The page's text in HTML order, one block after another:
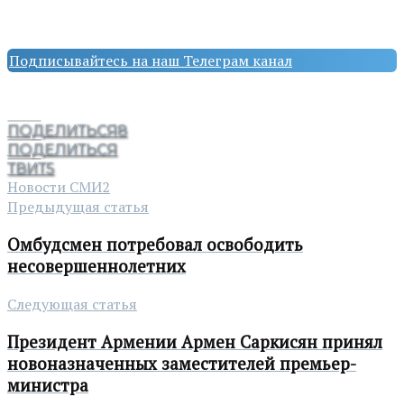
Подписывайтесь на наш Телеграм канал
ПОДЕЛИТЬСЯ8
ПОДЕЛИТЬСЯ
ТВИТ5
Новости СМИ2
Предыдущая статья
Омбудсмен потребовал освободить
несовершеннолетних
Следующая статья
Президент Армении Армен Саркисян принял
новоназначенных заместителей премьер-
министра